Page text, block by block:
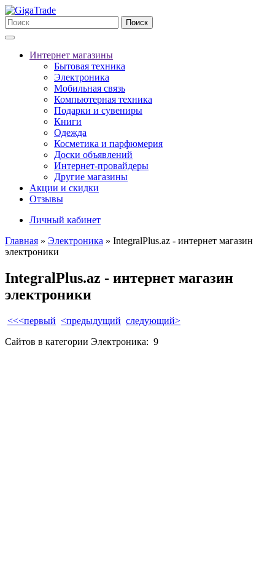
Поиск
Интернет магазины
Бытовая техника
Электроника
Мобильная связь
Компьютерная техника
Подарки и сувениры
Книги
Одежда
Косметика и парфюмерия
Доски объявлений
Интернет-провайдеры
Другие магазины
Акции и скидки
Отзывы
Личный кабинет
Главная » Электроника » IntegralPlus.az - интернет магазин
электроники
IntegralPlus.az - интернет магазин
электроники
<<<первый <предыдущий следующий>
Сайтов в категории Электроника: 9